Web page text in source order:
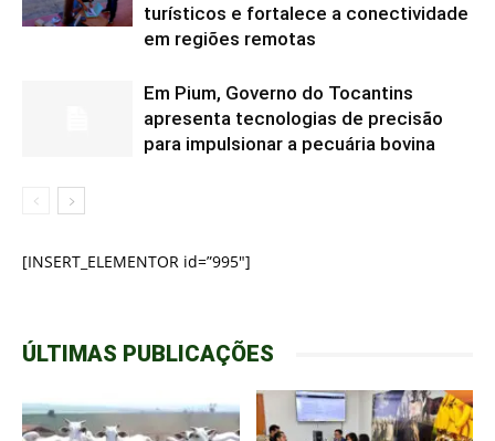
turísticos e fortalece a conectividade
em regiões remotas
Em Pium, Governo do Tocantins
apresenta tecnologias de precisão
para impulsionar a pecuária bovina
[INSERT_ELEMENTOR id=”995″]
ÚLTIMAS PUBLICAÇÕES